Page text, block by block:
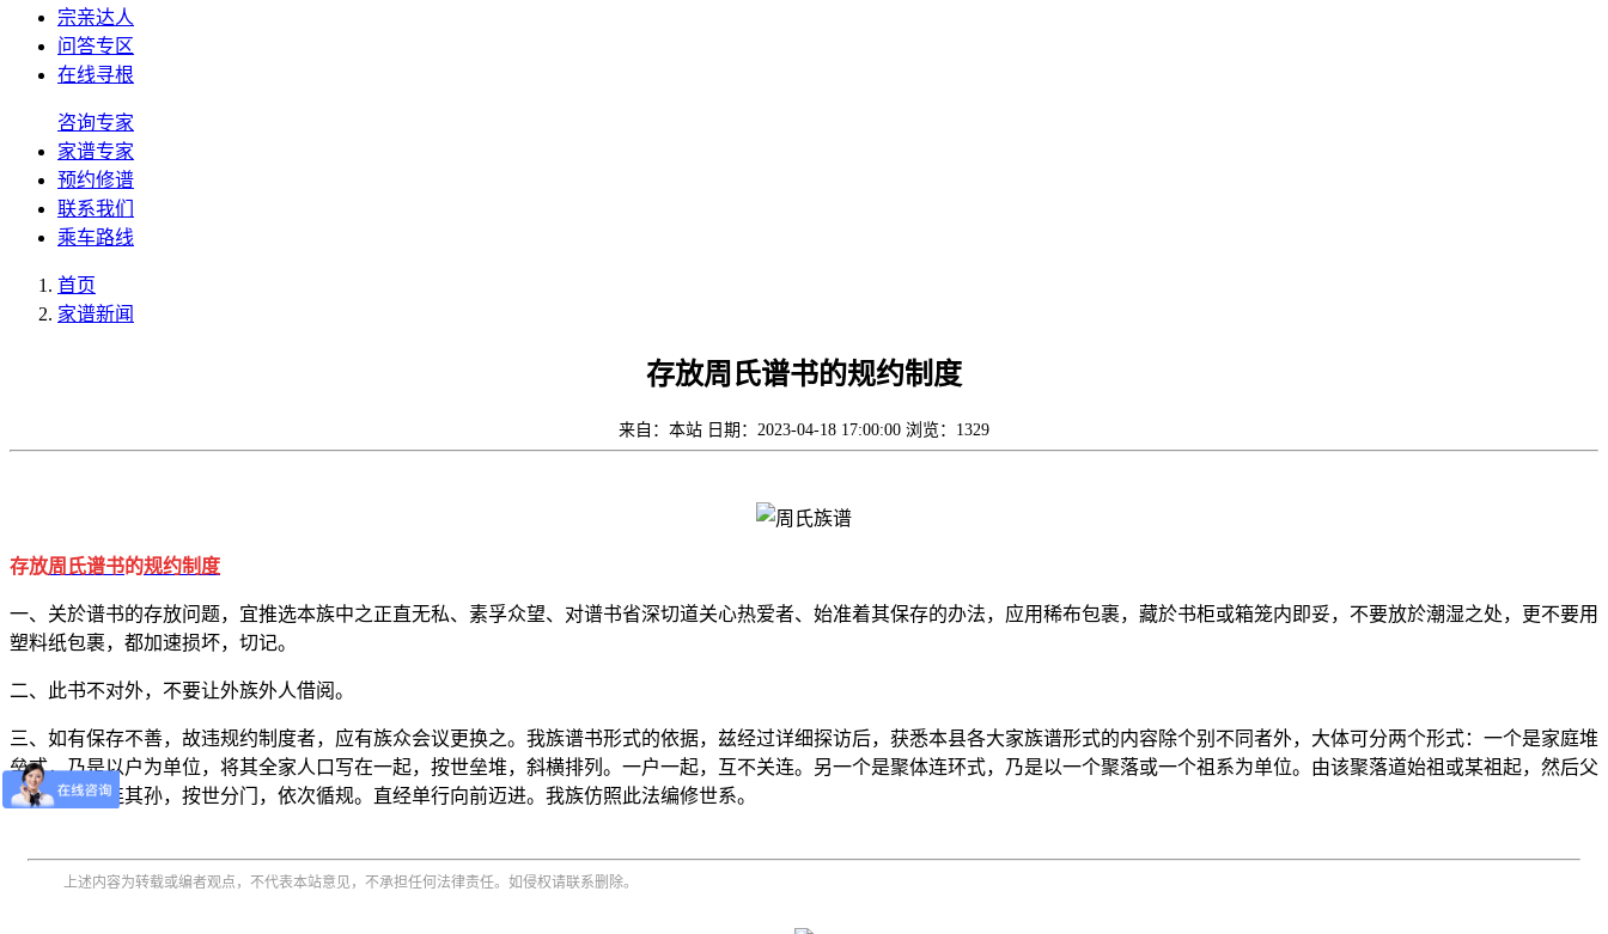
宗亲达人
问答专区
在线寻根
咨询专家
家谱专家
预约修谱
联系我们
乘车路线
首页
家谱新闻
存放周氏谱书的规约制度
来自：本站 日期：2023-04-18 17:00:00 浏览：1329
存放周氏谱书的规约制度
一、关於谱书的存放问题，宜推选本族中之正直无私、素孚众望、对谱书省深切道关心热爱者、始准着其保存的办法，应用稀布包裹，藏於书柜或箱笼内即妥，不要放於潮湿之处，更不要用
塑料纸包裹，都加速损坏，切记。
二、此书不对外，不要让外族外人借阅。
三、如有保存不善，故违规约制度者，应有族众会议更换之。我族谱书形式的依据，兹经过详细探访后，获悉本县各大家族谱形式的内容除个别不同者外，大体可分两个形式：一个是家庭堆
垒式，乃是以户为单位，将其全家人口写在一起，按世垒堆，斜横排列。一户一起，互不关连。另一个是聚体连环式，乃是以一个聚落或一个祖系为单位。由该聚落道始祖或某祖起，然后父
连其子，子连其孙，按世分门，依次循规。直经单行向前迈进。我族仿照此法编修世系。
上述内容为转载或编者观点，不代表本站意见，不承担任何法律责任。如侵权请联系删除。